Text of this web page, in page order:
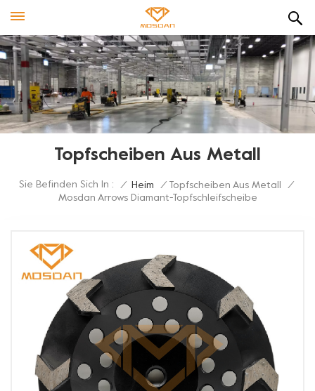
Topfscheiben Aus Metall
Sie Befinden Sich In : / Heim / Topfscheiben Aus Metall
/
Mosdan Arrows Diamant-Topfschleifscheibe